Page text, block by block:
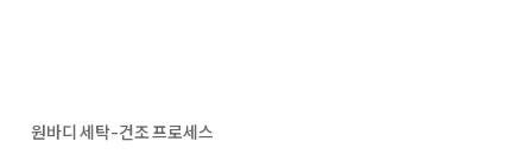
원바디 세탁-건조 프로세스